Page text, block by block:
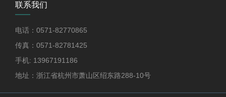
联系我们
电话：0571-82770865
传真：0571-82781425
手机: 13967191186
地址：浙江省杭州市萧山区绍东路288-10号